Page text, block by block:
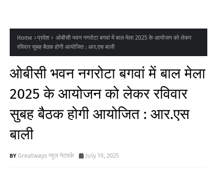
Home प्रदेश
ओबीसी भवन नगरोटा बगवां में बाल मेला 2025 के आयोजन को लेकर
रविवार सुबह बैठक होगी आयोजित : आर.एस बाली
ओबीसी भवन नगरोटा बगवां में बाल मेला
2025 के आयोजन को लेकर रविवार
सुबह बैठक होगी आयोजित : आर.एस
बाली
Greatways न्यूज नेटवर्क July 19, 2025